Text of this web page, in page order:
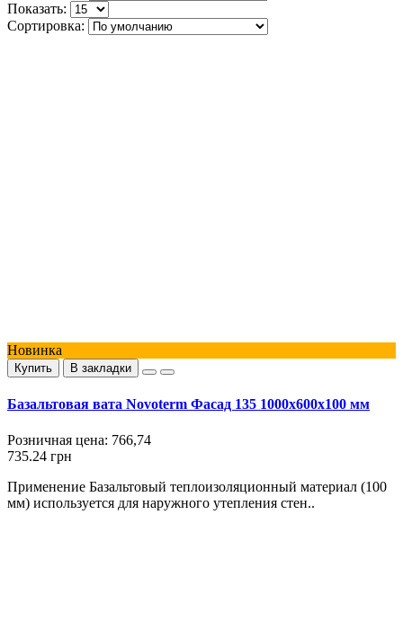
Показать:
Сортировка:
Новинка
Купить В закладки
Базальтовая вата Novoterm Фасад 135 1000х600х100 мм
Розничная цена: 766,74
735.24 грн
Применение Базальтовый теплоизоляционный материал (100
мм) используется для наружного утепления стен..